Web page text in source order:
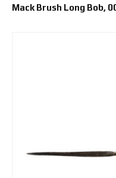
Mack Brush Long Bob,